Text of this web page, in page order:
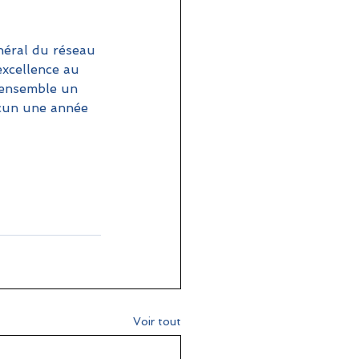
du réseau
au
un
une année
Voir tout